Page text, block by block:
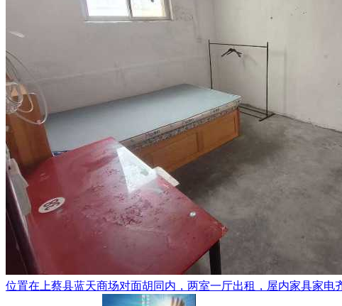
位置在上蔡县蓝天商场对面胡同内，两室一厅出租，屋内家具家电